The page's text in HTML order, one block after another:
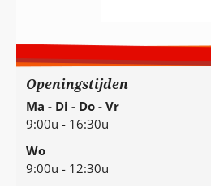
Openingstijden
Ma - Di - Do - Vr
9:00u - 16:30u
Wo
9:00u - 12:30u